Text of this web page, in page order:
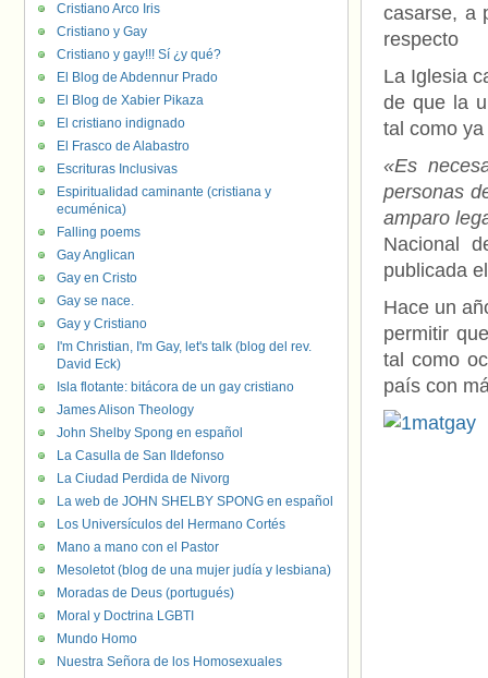
casarse, a
respecto
La Iglesia
de que la
tal como
«Es
personas
amparo
Nacional
publicada
Hace un
permitir
tal como
país con
Cristiano Arco Iris
Cristiano y Gay
Cristiano y gay!!! Sí ¿y qué?
El Blog de Abdennur Prado
El Blog de Xabier Pikaza
El cristiano indignado
El Frasco de Alabastro
Escrituras Inclusivas
Espiritualidad caminante (cristiana y
ecuménica)
Falling poems
Gay Anglican
Gay en Cristo
Gay se nace.
Gay y Cristiano
I'm Christian, I'm Gay, let's talk (blog del rev.
David Eck)
Isla flotante: bitácora de un gay cristiano
James Alison Theology
John Shelby Spong en español
La Casulla de San Ildefonso
La Ciudad Perdida de Nivorg
La web de JOHN SHELBY SPONG en español
Los Universículos del Hermano Cortés
Mano a mano con el Pastor
Mesoletot (blog de una mujer judía y lesbiana)
Moradas de Deus (portugués)
Moral y Doctrina LGBTI
Mundo Homo
Nuestra Señora de los Homosexuales